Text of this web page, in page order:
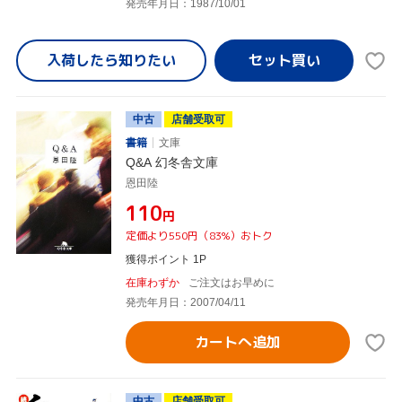
発売年月日：1987/10/01
入荷したら知りたい
中古
店舗受取可
書籍
文庫
Q&A 幻冬舎文庫
恩田陸
¥110円
定価より550円（83%）おトク
獲得ポイント 1P
在庫わずか
ご注文はお早めに
発売年月日：2007/04/11
カートへ追加